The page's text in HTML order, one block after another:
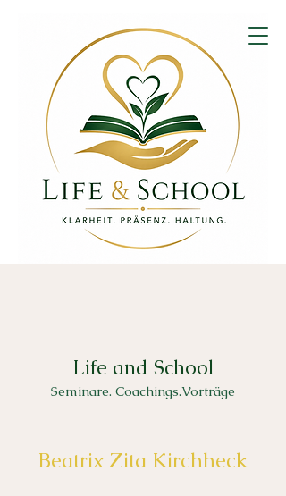
Beatrix Zita Kirchheck
Life and School
Seminare. Coachings.Vorträge